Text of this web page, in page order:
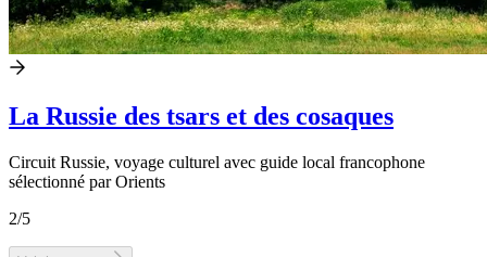
La Russie des tsars et des cosaques
Circuit Russie, voyage culturel avec guide local francophone
sélectionné par Orients
2/5